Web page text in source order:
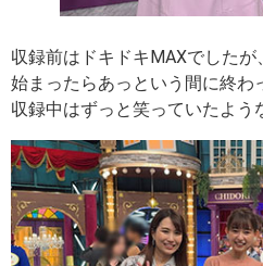
収録前はドキドキMAXでしたが、
始まったらあっという間に終わ
収録中はずっと笑っていたよう